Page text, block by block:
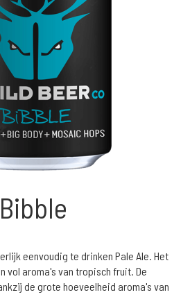
eenvoudig te drinken Pale Ale. Het
vol aroma's van tropisch fruit. De
de grote hoeveelheid aroma's van